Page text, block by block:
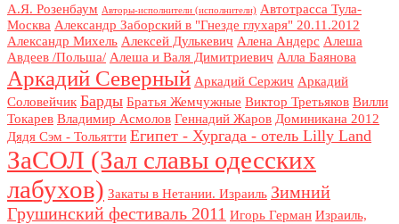
А.Я. Розенбаум Авторы-исполнители (исполнители) Автотрасса Тула-
Москва Александр Заборский в "Гнезде глухаря" 20.11.2012
Александр Михель Алексей Дулькевич Алена Андерс Алеша
Авдеев /Польша/ Алеша и Валя Димитриевич Алла Баянова
Аркадий Северный Аркадий Сержич Аркадий
Соловейчик Барды Братья Жемчужные Виктор Третьяков Вилли
Токарев Владимир Асмолов Геннадий Жаров Доминикана 2012
Дядя Сэм - Тольятти Египет - Хургада - отель Lilly Land
ЗаСОЛ (Зал славы одесских
лабухов) Закаты в Нетании. Израиль Зимний
Грушинский фестиваль 2011 Игорь Герман Израиль,